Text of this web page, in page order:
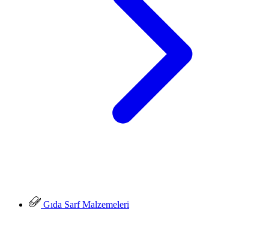
Gıda Sarf Malzemeleri